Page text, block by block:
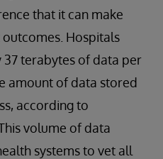
that it can make
Hospitals
terabytes of data per
amount of data stored
according to
This volume of data
systems to vet all